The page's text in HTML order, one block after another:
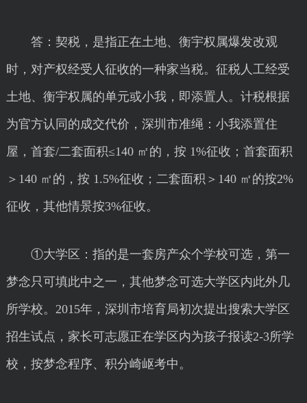
答：契税，是指正在土地、衡宇权属爆发改观
时，对产权经受人征收的一种家当税。征税人工经受
土地、衡宇权属的单元或小我，即添置人。计税根据
为官方认同的成交代价，深圳市准绳：小我添置住
屋，首套/二套面积≤140 ㎡的，按 1%征收；首套面积
＞140 ㎡的，按 1.5%征收；二套面积＞140 ㎡的按2%
征收，其他情景按3%征收。
①大学区：指的是一套房产众个学校可选，第一
梦念只可填此中之一，其他梦念可选大学区内此外几
所学校。2015年，深圳市培育局初次提出搜索大学区
招生试点，家长可志愿正在学区内为孩子报读2-3所学
校，按梦念程序、积分崎岖考中。